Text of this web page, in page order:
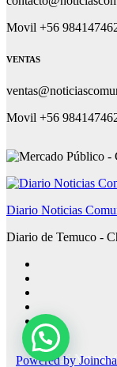
Movil +56
VENTAS
Movil +56
Diario Noticias
Diario de Temuco -
Powered by